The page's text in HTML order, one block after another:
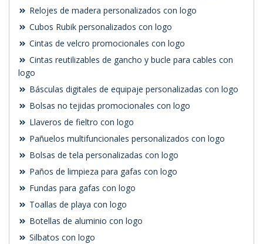
Relojes de madera personalizados con logo
Cubos Rubik personalizados con logo
Cintas de velcro promocionales con logo
Cintas reutilizables de gancho y bucle para cables con
logo
Básculas digitales de equipaje personalizadas con logo
Bolsas no tejidas promocionales con logo
Llaveros de fieltro con logo
Pañuelos multifuncionales personalizados con logo
Bolsas de tela personalizadas con logo
Paños de limpieza para gafas con logo
Fundas para gafas con logo
Toallas de playa con logo
Botellas de aluminio con logo
Silbatos con logo